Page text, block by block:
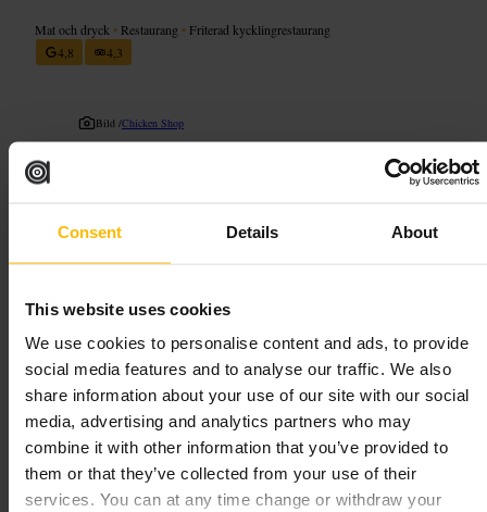
Consent Details About
This website uses cookies
We use cookies to personalise content and ads, to provide
social media features and to analyse our traffic. We also
share information about your use of our site with our social
media, advertising and analytics partners who may
combine it with other information that you’ve provided to
them or that they’ve collected from your use of their
services. You can at any time change or withdraw your
Mat och dryck • Restaurang • Friterad kycklingrestaurang
4,8
4,3
Bild /Chicken Shop
“Krispigt och snabbt, ett friterat stopp i stan.”
# SentÄtande
Vad du kan förvänta dig
Räkna med snabb disk- eller counterservice och enkel sittning eller
takeaway. Portionerna är gjorda för att delas eller ätas på plats.
Smakerna lutar mot kryddiga och salta alternativ, med ett par enklare